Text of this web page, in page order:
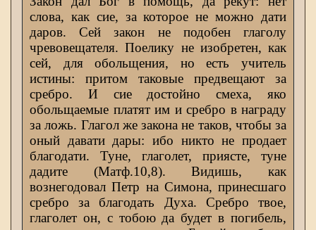
слова, как сие, за которое не можно дати
даров. Сей закон не подобен глаголу
чревовещателя. Поелику не изобретен, как
сей, для обольщения, но есть учитель
истины: притом таковые предвещают за
сребро. И сие достойно смеха, яко
обольщаемые платят им и сребро в награду
за ложь. Глагол же закона не таков, чтобы за
оный давати дары: ибо никто не продает
благодати. Туне, глаголет, приясте, туне
дадите (Матф.10,8). Видишь, как
вознегодовал Петр на Симона, принесшаго
сребро за благодать Духа. Сребро твое,
глаголет он, с тобою да будет в погибель,